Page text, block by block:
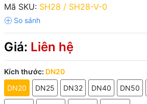
Mã SKU: SH28 / SH28-V-0
Giá: Liên hệ
Kích thước: DN20
DN20
DN25 DN32 DN40 DN50